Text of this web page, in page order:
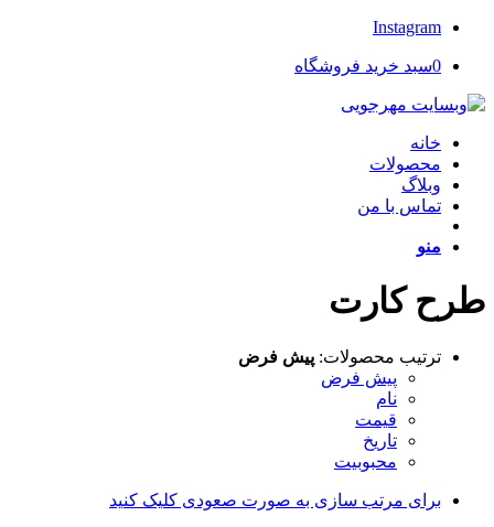
Instagram
0سبد خرید فروشگاه
خانه
محصولات
وبلاگ
تماس با من
منو
طرح کارت
ترتیب محصولات: پیش فرض
پیش فرض
نام
قیمت
تاریخ
محبوبیت
برای مرتب سازی به صورت صعودی کلیک کنید